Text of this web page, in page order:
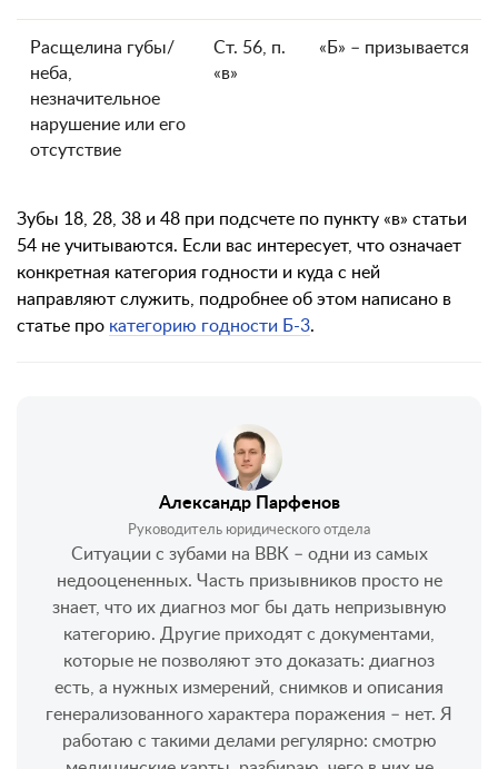
Расщелина губы/
неба,
незначительное
нарушение или его
отсутствие
Ст. 56, п.
«в»
«Б» – призывается
Зубы 18, 28, 38 и 48 при подсчете по пункту «в» статьи
54 не учитываются. Если вас интересует, что означает
конкретная категория годности и куда с ней
направляют служить, подробнее об этом написано в
статье про категорию годности Б-3.
Александр Парфенов
Руководитель юридического отдела
Ситуации с зубами на ВВК – одни из самых
недооцененных. Часть призывников просто не
знает, что их диагноз мог бы дать непризывную
категорию. Другие приходят с документами,
которые не позволяют это доказать: диагноз
есть, а нужных измерений, снимков и описания
генерализованного характера поражения – нет. Я
работаю с такими делами регулярно: смотрю